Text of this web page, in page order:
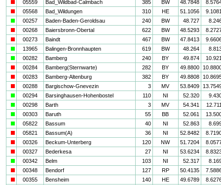
05559 Bad_Wildbad-Calmbach 385 BW 48.7848
05568 Bad_Wildungen 310 HE 51.1056
00257 Baden-Baden-Geroldsau 240 BW 48.727
00268 Baiersbronn-Obertal 622 BW 48.5293
00273 Baindt 467 BW 47.8413
13965 Balingen-Bronnhaupten 619 BW 48.264
00282 Bamberg 240 BY 49.874
00284 Bamberg(Sternwarte) 282 BY 49.8800
00283 Bamberg-Altenburg 382 BY 49.8808
00288 Bargischow-Gnevezin 3 MV 53.8409
00294 Barsinghausen-Hohenbostel 110 NI 52.320
00298 Barth 3 MV 54.341
00303 Baruth 55 BB 52.061
05822 Bassum 40 NI 52.863
05821 Bassum(A) 36 NI 52.8482
00326 Beckum-Unterberg 120 NW 51.7204
00327 Bederkesa 27 NI 53.6234
00342 Belm 103 NI 52.317
00348 Bendorf 127 RP 50.4135
00355 Bensheim 140 HE 49.6789